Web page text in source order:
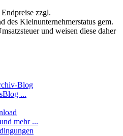
zzgl.
des Kleinunternehmerstatus gem.
und weisen diese daher
Blog
...
mehr ...